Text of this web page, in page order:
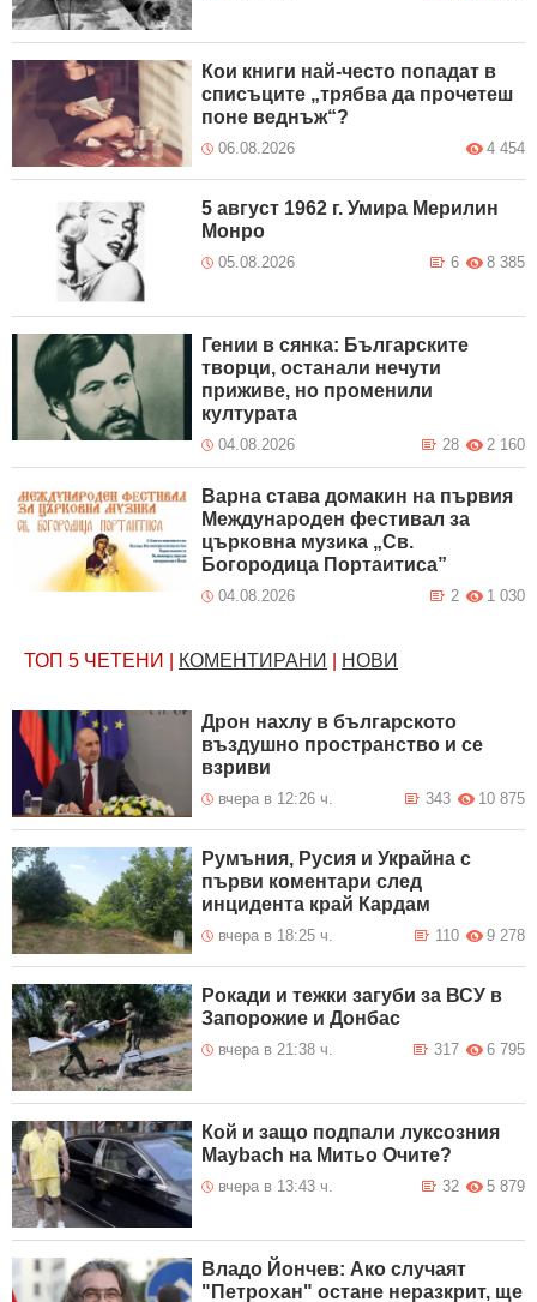
Кои книги най-често попадат в
списъците „трябва да прочетеш
поне веднъж“?
06.08.2026 4 454
5 август 1962 г. Умира Мерилин
Монро
05.08.2026 8 385
6
Гении в сянка: Българските
творци, останали нечути
приживе, но променили
културата
04.08.2026 2 160
28
Варна става домакин на първия
Международен фестивал за
църковна музика „Св.
Богородица Портаитиса”
04.08.2026 1 030
2
ТОП 5 ЧЕТЕНИ КОМЕНТИРАНИ НОВИ
Дрон нахлу в българското
въздушно пространство и се
взриви
вчера в 12:26 ч. 10 875
343
Румъния, Русия и Украйна с
първи коментари след
инцидента край Кардам
вчера в 18:25 ч. 9 278
110
Рокади и тежки загуби за ВСУ в
Запорожие и Донбас
вчера в 21:38 ч. 6 795
317
Кой и защо подпали луксозния
Maybach на Митьо Очите?
вчера в 13:43 ч. 5 879
32
Владо Йончев: Ако случаят
"Петрохан" остане неразкрит, ще